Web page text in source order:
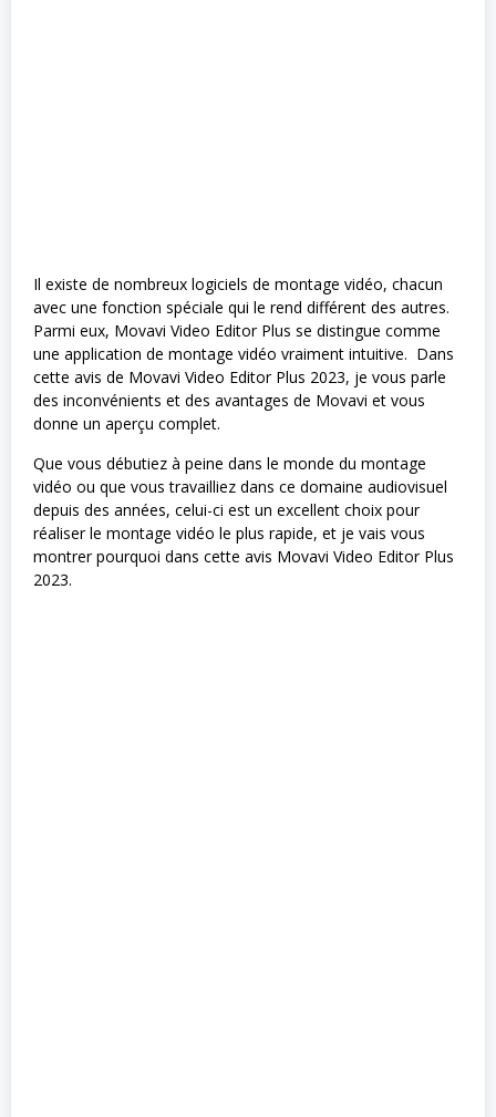
Il existe de nombreux logiciels de montage vidéo, chacun
avec une fonction spéciale qui le rend différent des autres.
Parmi eux, Movavi Video Editor Plus se distingue comme
une application de montage vidéo vraiment intuitive. Dans
cette avis de Movavi Video Editor Plus 2023, je vous parle
des inconvénients et des avantages de Movavi et vous
donne un aperçu complet.
Que vous débutiez à peine dans le monde du montage
vidéo ou que vous travailliez dans ce domaine audiovisuel
depuis des années, celui-ci est un excellent choix pour
réaliser le montage vidéo le plus rapide, et je vais vous
montrer pourquoi dans cette avis Movavi Video Editor Plus
2023.